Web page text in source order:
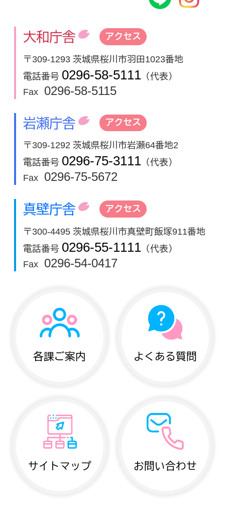
大和庁舎 アクセス
〒309-1293 茨城県桜川市羽田1023番地
電話番号 0296-58-5111 （代表）
Fax
0296-58-5115
岩瀬庁舎 アクセス
〒309-1292 茨城県桜川市岩瀬64番地2
電話番号 0296-75-3111 （代表）
Fax
0296-75-5672
真壁庁舎 アクセス
〒300-4495 茨城県桜川市真壁町飯塚911番地
電話番号 0296-55-1111 （代表）
Fax
0296-54-0417
各課ご案内 よくある質問
サイトマップ お問い合わせ